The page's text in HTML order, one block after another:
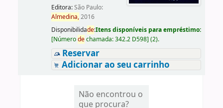
Editora:São Paulo:
Almedina,2016
Disponibilidade:Itens disponíveis para empréstimo:
[Númerodechamada:342.2 D598] (2).
Reservar
Adicionar ao seu carrinho
Não encontrou o
que procura?